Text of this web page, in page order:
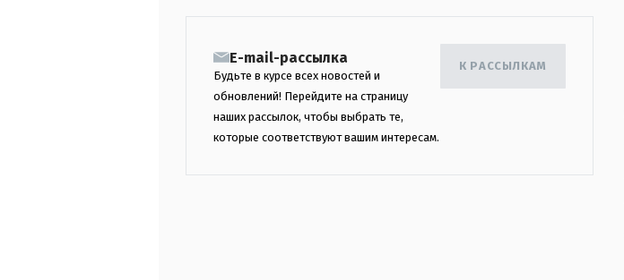
E-mail-рассылка
Будьте в курсе всех новостей и
обновлений! Перейдите на страницу
наших рассылок, чтобы выбрать те,
которые соответствуют вашим интересам.
К РАССЫЛКАМ